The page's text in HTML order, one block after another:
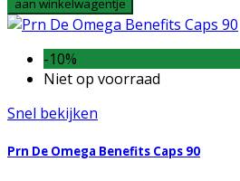
aan winkelwagentje
-10%
Niet op voorraad
Snel bekijken
Prn De Omega Benefits Caps 90